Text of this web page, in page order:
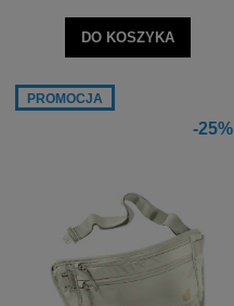
DO KOSZYKA
-25%
PROMOCJA